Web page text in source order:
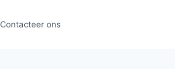
Contacteer ons